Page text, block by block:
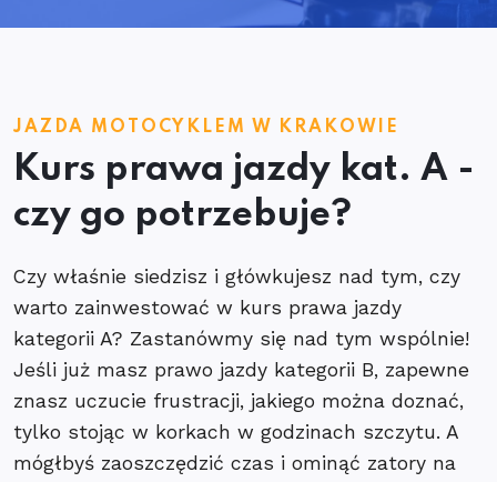
JAZDA MOTOCYKLEM W KRAKOWIE
Kurs prawa jazdy kat. A -
czy go potrzebuje?
Czy właśnie siedzisz i główkujesz nad tym, czy
warto zainwestować w kurs prawa jazdy
kategorii A? Zastanówmy się nad tym wspólnie!
Jeśli już masz prawo jazdy kategorii B, zapewne
znasz uczucie frustracji, jakiego można doznać,
tylko stojąc w korkach w godzinach szczytu. A
mógłbyś zaoszczędzić czas i ominąć zatory na